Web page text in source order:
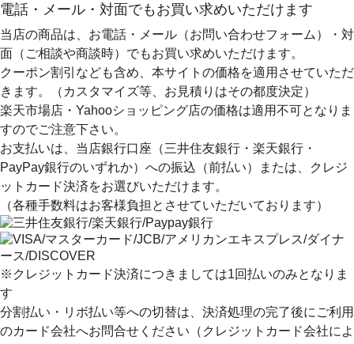
電話・メール・対面でもお買い求めいただけます
当店の商品は、お電話・メール（お問い合わせフォーム）・対
面（ご相談や商談時）でもお買い求めいただけます。
クーポン割引なども含め、本サイトの価格を適用 させていただ
きます。（カスタマイズ等、お見積りはその都度決定）
楽天市場店・Yahooショッピング店の価格は適用不可となりま
すのでご注意下さい。
お支払いは、当店銀行口座（三井住友銀行・楽天銀行・
PayPay銀行のいずれか）への振込（前払い）または、クレジ
ットカード決済をお選びいただけます。
（各種手数料はお客様負担とさせていただいております）
※クレジットカード決済につきましては1回払いのみとなりま
す
分割払い・リボ払い等への切替は、決済処理の完了後にご利用
のカード会社へお問合せください（クレジットカード会社によ